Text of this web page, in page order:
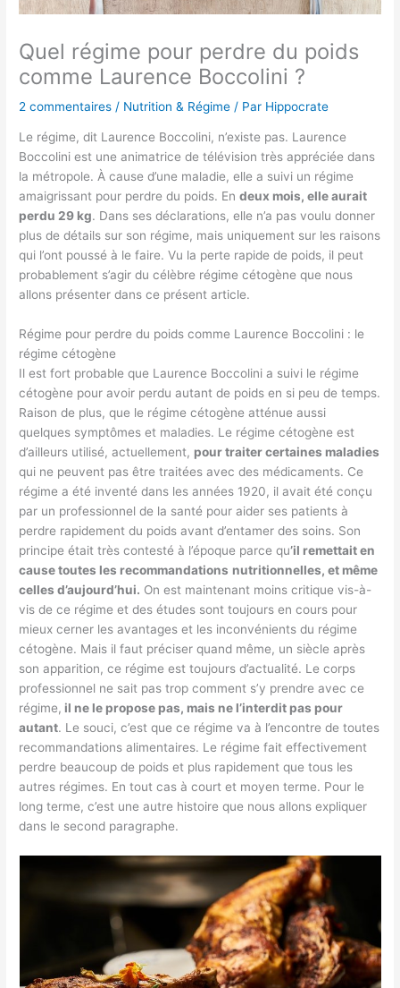
Quel régime pour perdre du poids
comme Laurence Boccolini ?
2 commentaires / Nutrition & Régime / Par Hippocrate
Le régime, dit Laurence Boccolini, n’existe pas. Laurence
Boccolini est une animatrice de télévision très appréciée dans
la métropole. À cause d’une maladie, elle a suivi un régime
amaigrissant pour perdre du poids. Endeux mois, elle aurait
perdu 29 kg. Dans ses déclarations, elle n’a pas voulu donner
plus de détails sur son régime, mais uniquement sur les raisons
qui l’ont poussé à le faire. Vu la perte rapide de poids, il peut
probablement s’agir du célèbre régime cétogène que nous
allons présenter dans ce présent article.
Régime pour perdre du poids comme Laurence Boccolini : le
régime cétogène
Il est fort probable que Laurence Boccolini a suivi le régime
cétogène pour avoir perdu autant de poids en si peu de temps.
Raison de plus, que le régime cétogène atténue aussi
quelques symptômes et maladies. Le régime cétogène est
d’ailleurs utilisé, actuellement, pour traiter certaines maladies
qui ne peuvent pas être traitées avec des médicaments. Ce
régime a été inventé dans les années 1920, il avait été conçu
par un professionnel de la santé pour aider ses patients à
perdre rapidement du poids avant d’entamer des soins. Son
principe était très contesté à l’époque parce qu’il remettait en
cause toutes les recommandations nutritionnelles, et même
celles d’aujourd’hui. On est maintenant moins critique vis-à-
vis de ce régime et des études sont toujours en cours pour
mieux cerner les avantages et les inconvénients du régime
cétogène. Mais il faut préciser quand même, un siècle après
son apparition, ce régime est toujours d’actualité. Le corps
professionnel ne sait pas trop comment s’y prendre avec ce
régime, il ne le propose pas, mais ne l’interdit pas pour
autant. Le souci, c’est que ce régime va à l’encontre de toutes
recommandations alimentaires. Le régime fait effectivement
perdre beaucoup de poids et plus rapidement que tous les
autres régimes. En tout cas à court et moyen terme. Pour le
long terme, c’est une autre histoire que nous allons expliquer
dans le second paragraphe.